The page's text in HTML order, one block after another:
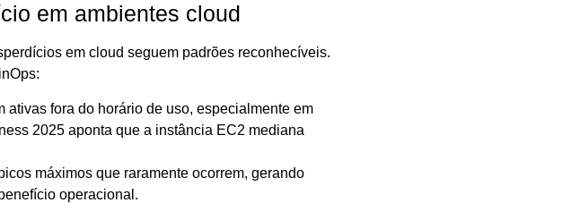
em ambientes cloud
em cloud seguem padrões reconhecíveis.
ativas fora do horário de uso, especialmente em
2025 aponta que a instância EC2 mediana
máximos que raramente ocorrem, gerando
operacional.